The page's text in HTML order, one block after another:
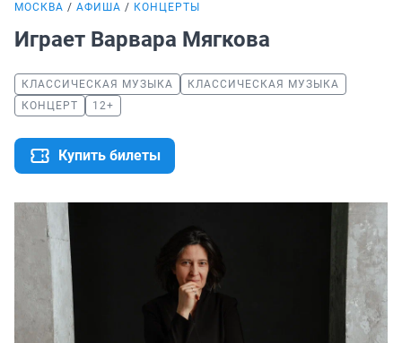
МОСКВА АФИША КОНЦЕРТЫ
Играет Варвара Мягкова
КЛАССИЧЕСКАЯ МУЗЫКА
КЛАССИЧЕСКАЯ МУЗЫКА
КОНЦЕРТ
12+
Купить билеты